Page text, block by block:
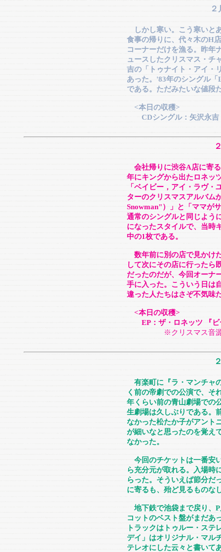
しかし寒い。こう寒いと
食事の帰りに、代々木のH
コーナーだけを漁る。昨年
ュースしたクリスマス・チ
吉の「トゥナイト・アイ・
あった。'83年のシングル「
である。ただみたいな値段
<本日の収穫>
CDシングル：矢沢永吉
会社帰りに渋谷A店に寄
年にキングから出たロネッ
「ベイビー，アイ・ラヴ
ターのクリスマスアルバム
Snowman"）」と「ママが
通常のシングルと同じよう
になったスタイルで、当時
中の1枚である。
数年前に別の店で見かけ
して次にその店に行ったら
だったのだが、今回オーナ
手に入った。こういう日は
違った人たちはさぞ不気味
<本日の収穫>
EP：ザ・ロネッツ 『ビ
※クリスマス音
有楽町に『ラ・マンチャ
く前の帝劇での公演で、そ
年くらい前の青山劇場での
生劇場は久しぶりである。
なかった松たか子がアント
が細いなと思ったのを覚え
なかった。
今回のチケットは一番安
ら充分元が取れる。入場時
らった。そういえば節分だ
に寄るも、殆ど見るものな
地下鉄で池袋まで戻り、
コットのベスト盤がまだあ
トラックはトゥルー・ステ
デイ」はオリジナル・マル
テレオにした云々と書いて